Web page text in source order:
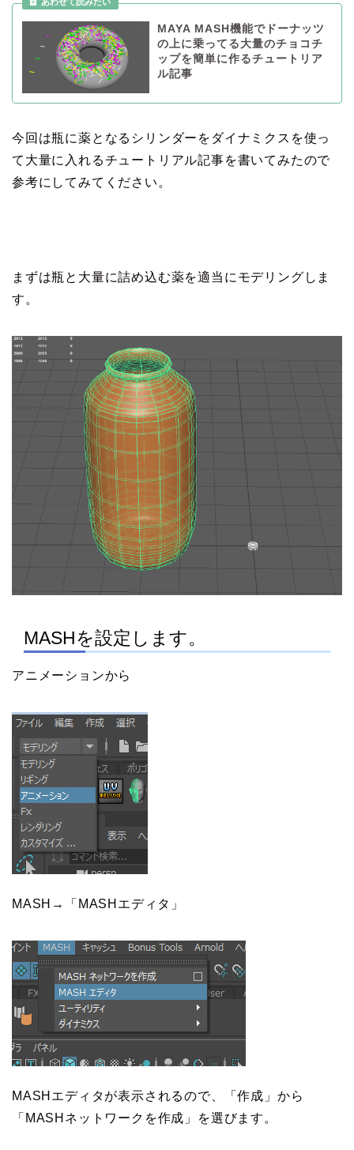
MAYA MASH機能でドーナッツ
の上に乗ってる大量のチョコチ
ップを簡単に作るチュートリア
ル記事
今回は瓶に薬となるシリンダーをダイナミクスを使っ
て大量に入れるチュートリアル記事を書いてみたので
参考にしてみてください。
まずは瓶と大量に詰め込む薬を適当にモデリングしま
す。
MASHを設定します。
アニメーションから
MASH→「MASHエディタ」
MASHエディタが表示されるので、「作成」から
「MASHネットワークを作成」を選びます。